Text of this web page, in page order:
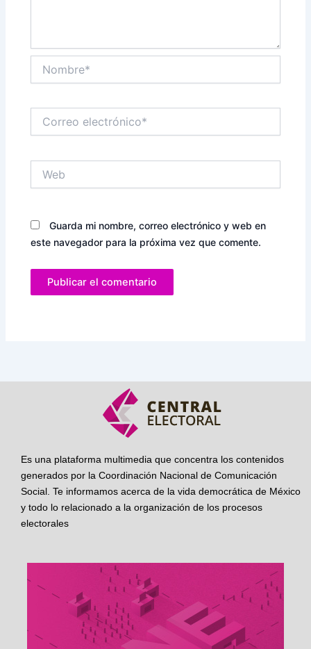
electrónico*
Guarda mi nombre, correo electrónico y web en
este navegador para la próxima vez que comente.
Es una plataforma multimedia que concentra los contenidos
generados por la Coordinación Nacional de Comunicación
Social. Te informamos acerca de la vida democrática de México
y todo lo relacionado a la organización de los procesos
electorales